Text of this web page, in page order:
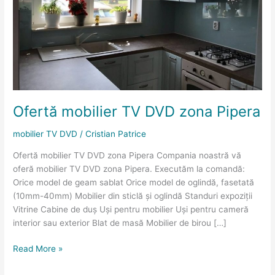
Ofertă mobilier TV DVD zona Pipera
mobilier TV DVD /Cristian Patrice
Ofertă mobilier TV DVD zona Pipera Compania noastră vă
oferă mobilier TV DVD zona Pipera. Executăm la comandă:
Orice model de geam sablat Orice model de oglindă, fasetată
(10mm-40mm) Mobilier din sticlă și oglindă Standuri expoziții
Vitrine Cabine de duș Uși pentru mobilier Uși pentru cameră
interior sau exterior Blat de masă Mobilier de birou […]
zona
Pipera
Read More »